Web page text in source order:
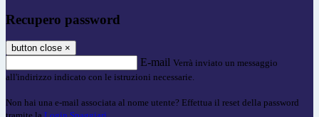
Recupero password
button close ×
E-mail Verrà inviato un messaggio
all'indirizzo indicato con le istruzioni necessarie.
Non hai una e-mail associata al nome utente? Effettua il reset della password